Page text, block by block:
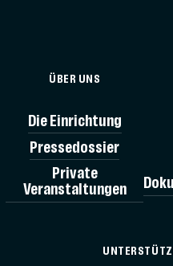
ÜBER UNS
Die Einrichtung
Pressedossier
Private
Veranstaltungen